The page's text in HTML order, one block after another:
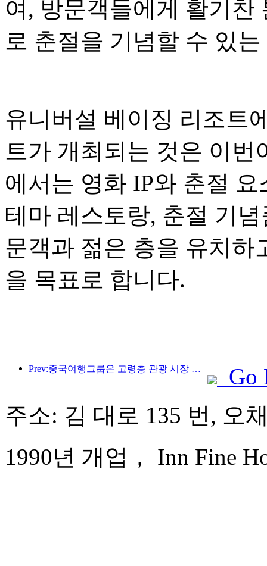
여, 방문객들에게 활기찬
로 춘절을 기념할 수 있
유니버설 베이징 리조트
트가 개최되는 것은 이
에서는 영화 IP와 춘절
테마 레스토랑, 춘절 기
문객과 젊은 층을 유치하
을 목표로 합니다.
Prev:중국여행그룹은 고령층 관광 시장 진출을 위해 '차이나 트래블 굿 타임즈(China Travel Good Times)' 브랜드를 론칭했다.
Go
주소: 김 대로 135 번, 오
1990년 개업， Inn Fine